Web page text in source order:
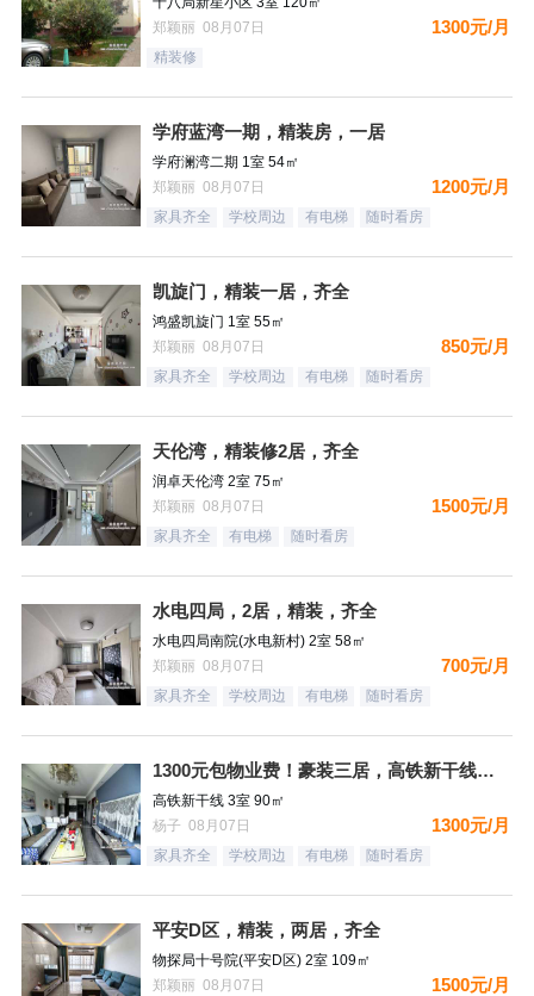
郑颖丽 08月07日
1300元/月
精装修
学府蓝湾一期，精装房，一居
学府澜湾二期 1室 54㎡
郑颖丽 08月07日
1200元/月
家具齐全 学校周边 有电梯 随时看房
凯旋门，精装一居，齐全
鸿盛凯旋门 1室 55㎡
郑颖丽 08月07日
850元/月
家具齐全 学校周边 有电梯 随时看房
天伦湾，精装修2居，齐全
润卓天伦湾 2室 75㎡
郑颖丽 08月07日
1500元/月
家具齐全 有电梯 随时看房
水电四局，2居，精装，齐全
水电四局南院(水电新村) 2室 58㎡
郑颖丽 08月07日
700元/月
家具齐全 学校周边 有电梯 随时看房
1300元包物业费！豪装三居，高铁新干线，南向，采光好，家具
高铁新干线 3室 90㎡
杨子 08月07日
1300元/月
家具齐全 学校周边 有电梯 随时看房
平安D区，精装，两居，齐全
物探局十号院(平安D区) 2室 109㎡
郑颖丽 08月07日
1500元/月